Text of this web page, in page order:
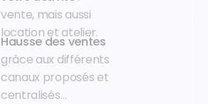
vente, mais aussi
location et atelier.
Hausse des ventes
grâce aux différents
canaux proposés et
centralisés…